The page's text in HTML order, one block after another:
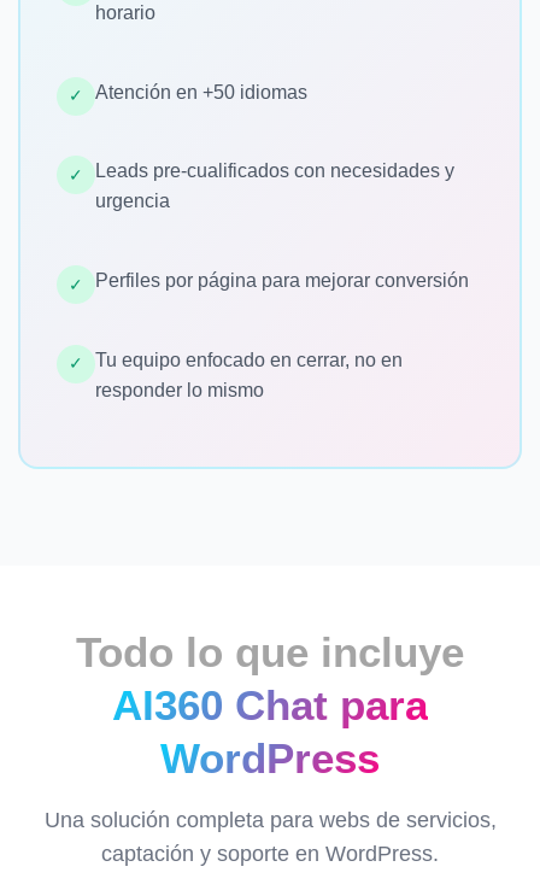
horario
✓ Atención en +50 idiomas
✓
Leads pre-cualificados con necesidades y
urgencia
✓ Perfiles por página para mejorar conversión
✓
Tu equipo enfocado en cerrar, no en
responder lo mismo
Todo lo que incluye
AI360 Chat para
WordPress
Una solución completa para webs de servicios,
captación y soporte en WordPress.